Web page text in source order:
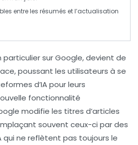
entre les résumés et l’actualisation
particulier surGoogle, devient de
poussant les utilisateurs à se
d’IApour leurs
fonctionnalité
modifie les titres d’articles
souvent ceux-ci par des
qui ne reflètent pas toujours le